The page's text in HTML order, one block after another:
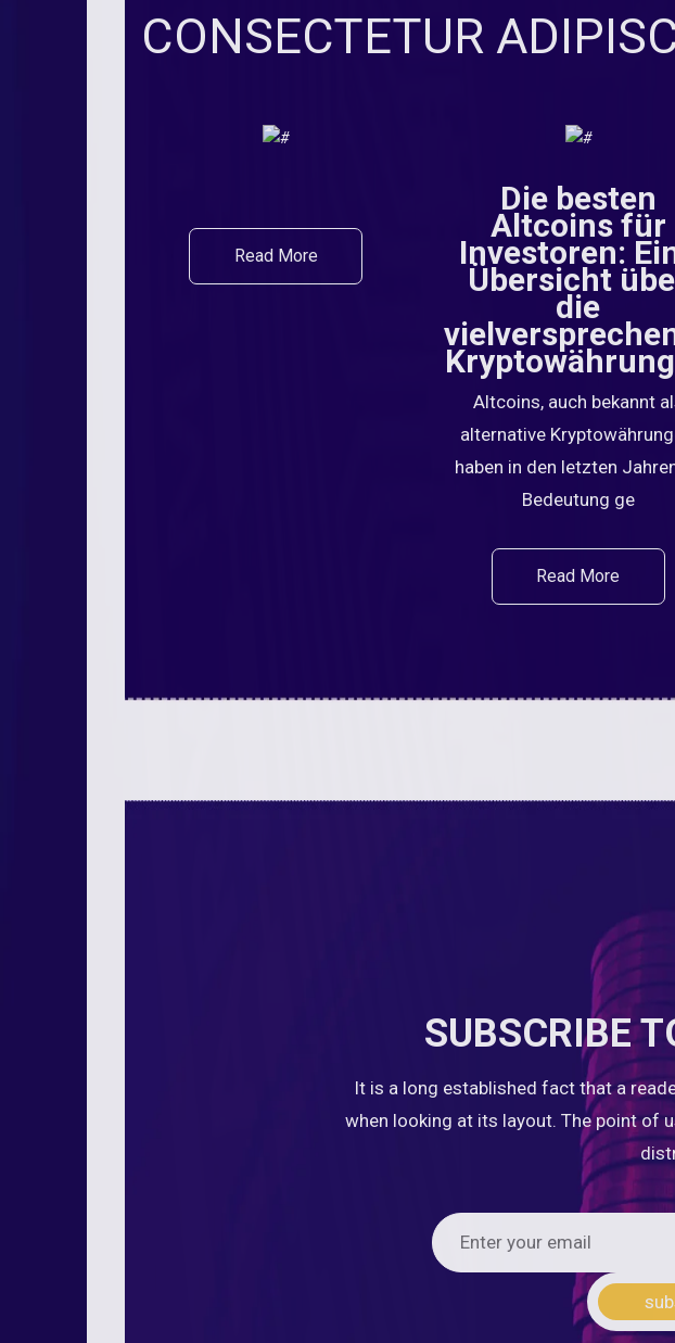
CONSECTETUR
Read More
Die besten
Altcoins für
Investoren:
Übersicht
die
Altcoins, auch bekannt
alternative
haben in den letzten
Bedeutung ge
Read More
SUBSCRIBE
It is a long established fact that a
when looking at its layout. The point of